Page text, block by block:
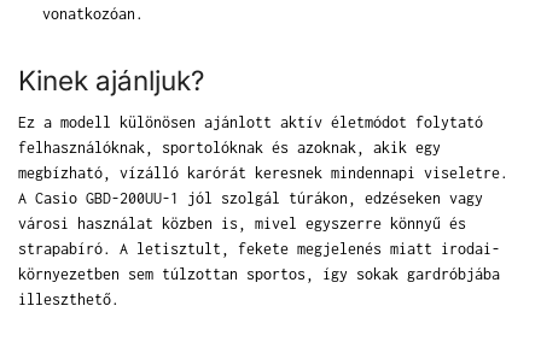
vonatkozóan.
Kinek ajánljuk?
Ez a modell különösen ajánlott aktív életmódot folytató
felhasználóknak, sportolóknak és azoknak, akik egy
megbízható, vízálló karórát keresnek mindennapi viseletre.
A Casio GBD-200UU-1 jól szolgál túrákon, edzéseken vagy
városi használat közben is, mivel egyszerre könnyű és
strapabíró. A letisztult, fekete megjelenés miatt irodai-
környezetben sem túlzottan sportos, így sokak gardróbjába
illeszthető.